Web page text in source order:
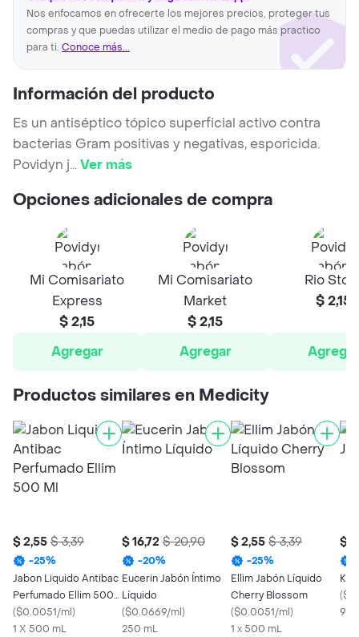
Nos enfocamos en ofrecerte los mejores precios, proteger tus
compras y que puedas utilizar el medio de pago más practico
para ti. Conoce más...
Información del producto
Es un antiséptico tópico superficial activo contra
bacterias Gram positivas y negativas, esporicida.
Povidyn j...Ver más
Opciones adicionales de compra
Mi Comisariato
Express
$ 2,15
Agregar
Mi Comisariato
Market
$ 2,15
Agregar
Rio
$ 2,15
Agregar
Productos similares en Medicity
$ 2,55 $ 3,39
-25%
Jabon Liquido Antibac
Perfumado Ellim 500
Ml
($0.0051/ml)
1 X 500 mL
$ 16,72 $ 20,90
-20%
Eucerin Jabón Íntimo
Líquido
($0.0669/ml)
250 mL
$ 2,55 $ 3,39
-25%
Ellim Jabón Líquido
Cherry Blossom
($0.0051/ml)
1 x 500 mL
$
(
90